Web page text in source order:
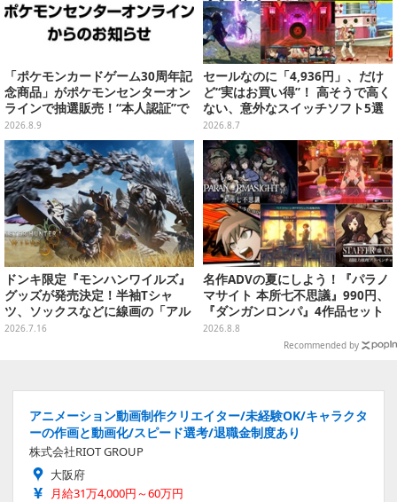
「ポケモンカードゲーム30周年記
念商品」がポケモンセンターオン
ラインで抽選販売！“本人認証”で
当選率アップ
2026.8.9
セールなのに「4,936円」、だけ
ど“実はお買い得”！ 高そうで高く
ない、意外なスイッチソフト5選
2026.8.7
ドンキ限定『モンハンワイルズ』
グッズが発売決定！半袖Tシャ
ツ、ソックスなどに線画の「アル
シュベルド」「リオレウス」ら11
2026.7.16
名作ADVの夏にしよう！『パラノ
マサイト 本所七不思議』990円、
『ダンガンロンパ』4作品セット
で3,060円、“お紳士”な恋愛ADV
は1,192円！【eショップのお薦め
2026.8.8
Recommended by
アニメーション動画制作クリエイター/未経験OK/キャラクタ
ーの作画と動画化/スピード選考/退職金制度あり
株式会社RIOT GROUP
大阪府
月給31万4,000円～60万円